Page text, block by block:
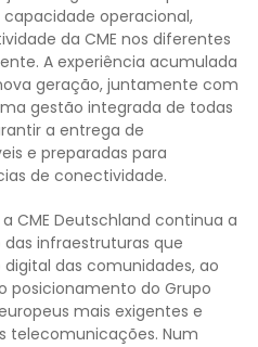
operacional,
da CME nos diferentes
A experiência acumulada
geração, juntamente com
gestão integrada de todas
a entrega de
e preparadas para
de conectividade.
CME Deutschland continua a
infraestruturas que
das comunidades, ao
posicionamento do Grupo
mais exigentes e
telecomunicações. Num